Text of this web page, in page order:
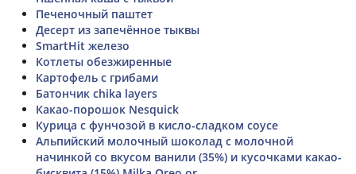
Печеночный паштет
Десерт из запечённое тыквы
SmartHit железо
Котлеты обезжиренные
Картофель с грибами
Батончик chika layers
Какао-порошок Nesquick
Курица с фунчозой в кисло-сладком соусе
Альпийский молочный шоколад с молочной
начинкой со вкусом ванили (35%) и кусочками какао-